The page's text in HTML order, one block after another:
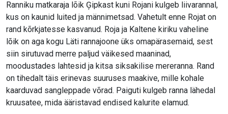
Ranniku matkaraja lõik Ģipkast kuni Rojani kulgeb liivarannal,
kus on kaunid luited ja männimetsad. Vahetult enne Rojat on
rand kõrkjatesse kasvanud. Roja ja Kaltene kiriku vaheline
lõik on aga kogu Läti rannajoone üks omapärasemaid, sest
siin sirutuvad merre paljud väikesed maaninad,
moodustades lahtesid ja kitsa siksakilise mereranna. Rand
on tihedalt täis erinevas suuruses maakive, mille kohale
kaarduvad sangleppade võrad. Paiguti kulgeb ranna lähedal
kruusatee, mida ääristavad endised kalurite elamud.